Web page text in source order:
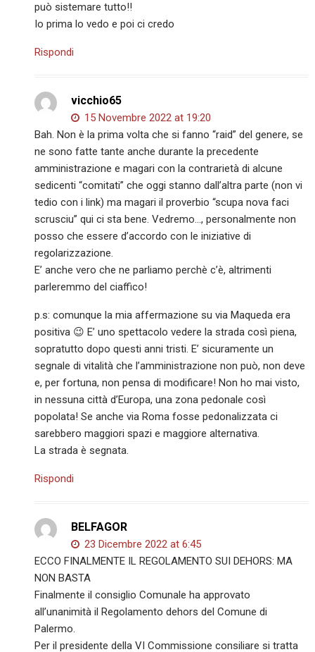
può sistemare tutto!!
Io prima lo vedo e poi ci credo
Rispondi
vicchio65
15 Novembre 2022 at 19:20
Bah. Non è la prima volta che si fanno “raid” del genere, se
ne sono fatte tante anche durante la precedente
amministrazione e magari con la contrarietà di alcune
sedicenti “comitati” che oggi stanno dall’altra parte (non vi
tedio con i link) ma magari il proverbio “scupa nova faci
scrusciu” qui ci sta bene. Vedremo…, personalmente non
posso che essere d’accordo con le iniziative di
regolarizzazione.
E’ anche vero che ne parliamo perchè c’è, altrimenti
parleremmo del ciaffico!
p.s: comunque la mia affermazione su via Maqueda era
positiva 😉 E’ uno spettacolo vedere la strada così piena,
sopratutto dopo questi anni tristi. E’ sicuramente un
segnale di vitalità che l’amministrazione non può, non deve
e, per fortuna, non pensa di modificare! Non ho mai visto,
in nessuna città d’Europa, una zona pedonale così
popolata! Se anche via Roma fosse pedonalizzata ci
sarebbero maggiori spazi e maggiore alternativa.
La strada è segnata.
Rispondi
BELFAGOR
23 Dicembre 2022 at 6:45
ECCO FINALMENTE IL REGOLAMENTO SUI DEHORS: MA
NON BASTA
Finalmente il consiglio Comunale ha approvato
all’unanimità il Regolamento dehors del Comune di
Palermo.
Per il presidente della VI Commissione consiliare si tratta